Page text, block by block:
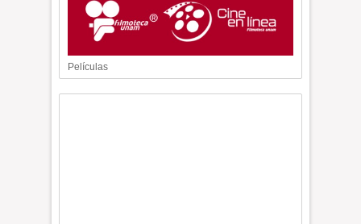
Películas